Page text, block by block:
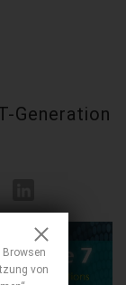
Generation
Browsen
von